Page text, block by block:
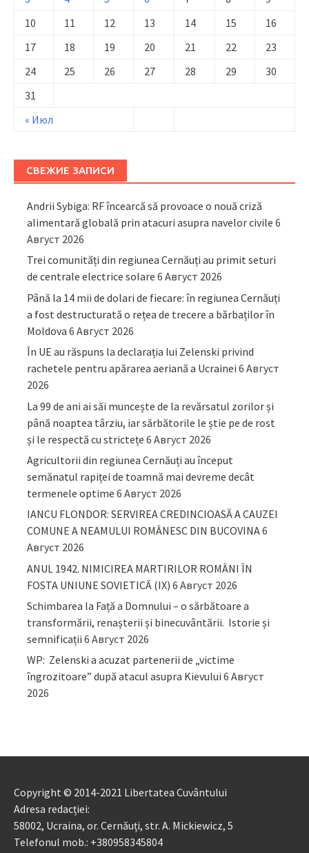
« Июл
10
11 12 13 14 15
16
17
18 19 20 21 22
23
24
25 26 27 28 29
30
31
СВЕЖИЕ ЗАПИСИ
Andrii Sybiga: RF încearcă să provoace o nouă criză
alimentară globală prin atacuri asupra navelor civile 6
Август 2026
Trei comunități din regiunea Cernăuți au primit seturi
de centrale electrice solare 6 Август 2026
Până la 14 mii de dolari de fiecare: în regiunea Cernăuți
a fost destructurată o rețea de trecere a bărbaților în
Moldova 6 Август 2026
În UE au răspuns la declarația lui Zelenski privind
rachetele pentru apărarea aeriană a Ucrainei 6 Август
2026
La 99 de ani ai săi muncește de la revărsatul zorilor și
până noaptea târziu, iar sărbătorile le știe pe de rost
și le respectă cu strictețe 6 Август 2026
Agricultorii din regiunea Cernăuți au început
semănatul rapiței de toamnă mai devreme decât
termenele optime 6 Август 2026
IANCU FLONDOR: SERVIREA CREDINCIOASĂ A CAUZEI
COMUNE A NEAMULUI ROMÂNESC DIN BUCOVINA6
Август 2026
ANUL 1942. NIMICIREA MARTIRILOR ROMÂNI ÎN
FOSTA UNIUNE SOVIETICĂ (IX) 6 Август 2026
Schimbarea la Față a Domnului – o sărbătoare a
transformării, renașterii și binecuvântării. Istorie și
semnificații 6 Август 2026
WP: Zelenski a acuzat partenerii de „victime
îngrozitoare” după atacul asupra Kievului 6 Август
2026
Copyright © 2014-2021 Libertatea Cuvântului
Adresa redacției:
58002, Ucraina, or. Cernăuți, str. A. Mickiewicz, 5
Telefonul mob.: +380958345804